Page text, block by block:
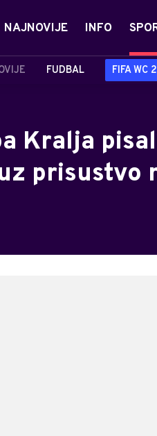
NAJNOVIJE INFO
FUDBAL FIFA WC
Kralja
prisustvo